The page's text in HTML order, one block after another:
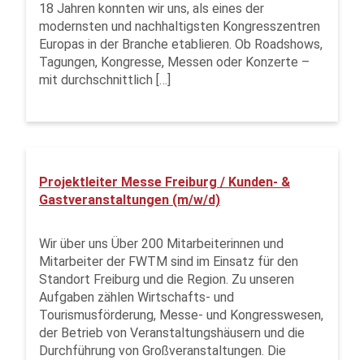
18 Jahren konnten wir uns, als eines der
modernsten und nachhaltigsten Kongresszentren
Europas in der Branche etablieren. Ob Roadshows,
Tagungen, Kongresse, Messen oder Konzerte –
mit durchschnittlich […]
Projektleiter Messe Freiburg / Kunden- &
Gastveranstaltungen (m/w/d)
Wir über uns Über 200 Mitarbeiterinnen und
Mitarbeiter der FWTM sind im Einsatz für den
Standort Freiburg und die Region. Zu unseren
Aufgaben zählen Wirtschafts- und
Tourismusförderung, Messe- und Kongresswesen,
der Betrieb von Veranstaltungshäusern und die
Durchführung von Großveranstaltungen. Die